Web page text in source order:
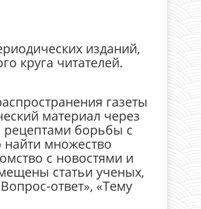
изданий,
круга читателей.
газеты
материал через
рецептами борьбы с
множество
с новостями и
статьи ученых,
ответ», «Тему